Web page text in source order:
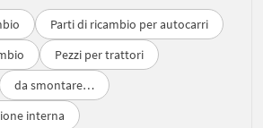
Parti di ricambio per autocarri
Pezzi per trattori
da smontare…
interna